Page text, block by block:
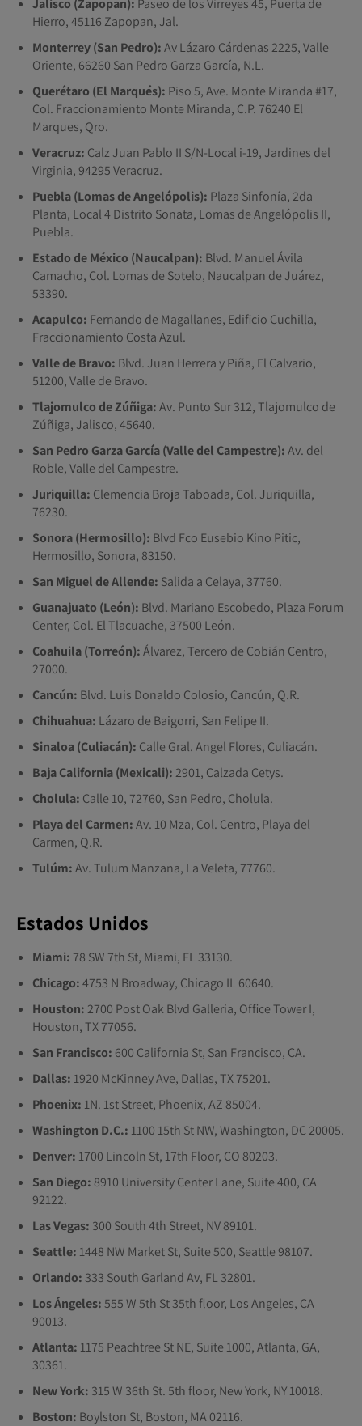
Hierro, 45116 Zapopan, Jal.
Monterrey (San Pedro):Av Lázaro Cárdenas 2225, Valle
Oriente, 66260 San Pedro Garza García, N.L.
Querétaro (El Marqués): Piso 5, Ave. Monte Miranda #17,
Col. Fraccionamiento Monte Miranda, C.P. 76240 El
Marques, Qro.
Veracruz: Calz Juan Pablo II S/N-Local i-19, Jardines del
Virginia, 94295 Veracruz.
Puebla (Lomas de Angelópolis): Plaza Sinfonía, 2da
Planta, Local 4 Distrito Sonata, Lomas de Angelópolis II,
Puebla.
Estado de México (Naucalpan): Blvd. Manuel Ávila
Camacho, Col. Lomas de Sotelo, Naucalpan de Juárez,
53390.
Acapulco: Fernando de Magallanes, Edificio Cuchilla,
Fraccionamiento Costa Azul.
Valle de Bravo: Blvd. Juan Herrera y Piña, El Calvario,
51200, Valle de Bravo.
Tlajomulco de Zúñiga:Av. Punto Sur 312, Tlajomulco de
Zúñiga, Jalisco, 45640.
San Pedro Garza García (Valle del Campestre):Av. del
Roble, Valle del Campestre.
Juriquilla: Clemencia Broja Taboada, Col. Juriquilla,
76230.
Sonora (Hermosillo): Blvd Fco Eusebio Kino Pitic,
Hermosillo, Sonora, 83150.
San Miguel de Allende: Salida a Celaya, 37760.
Guanajuato (León): Blvd. Mariano Escobedo, Plaza Forum
Center, Col. El Tlacuache, 37500 León.
Coahuila (Torreón):Álvarez, Tercero de Cobián Centro,
27000.
Cancún: Blvd. Luis Donaldo Colosio, Cancún, Q.R.
Chihuahua: Lázaro de Baigorri, San Felipe II.
Sinaloa (Culiacán): Calle Gral. Angel Flores, Culiacán.
Baja California (Mexicali):2901, Calzada Cetys.
Cholula: Calle 10, 72760, San Pedro, Cholula.
Playa del Carmen:Av. 10 Mza, Col. Centro, Playa del
Carmen, Q.R.
Tulúm:Av. Tulum Manzana, La Veleta, 77760.
Estados Unidos
Miami: 78 SW 7th St, Miami, FL 33130.
Chicago:4753 N Broadway, Chicago IL 60640.
Houston:2700 Post Oak Blvd Galleria, Office Tower I,
Houston, TX 77056.
San Francisco: 600 California St, San Francisco, CA.
Dallas: 1920 McKinney Ave, Dallas, TX 75201.
Phoenix: 1N. 1st Street, Phoenix, AZ 85004.
Washington D.C.: 1100 15th St NW, Washington, DC 20005.
Denver: 1700 Lincoln St, 17th Floor, CO 80203.
San Diego:8910 University Center Lane, Suite 400, CA
92122.
Las Vegas:300 South 4th Street, NV 89101.
Seattle: 1448 NW Market St, Suite 500, Seattle 98107.
Orlando:333 South Garland Av, FL 32801.
Los Ángeles:555 W 5th St 35th floor, Los Angeles, CA
90013.
Atlanta: 1175 Peachtree St NE, Suite 1000, Atlanta, GA,
30361.
New York:315 W 36th St. 5th floor, New York, NY 10018.
Boston: Boylston St, Boston, MA 02116.